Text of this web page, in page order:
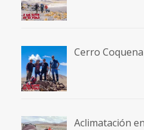
Cerro Coquena
Aclimatación